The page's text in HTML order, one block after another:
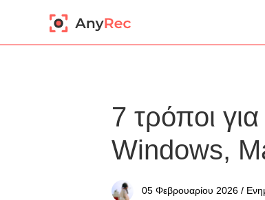
7 τρόποι
Windows,
05 Φεβρουαρίου 2026 /